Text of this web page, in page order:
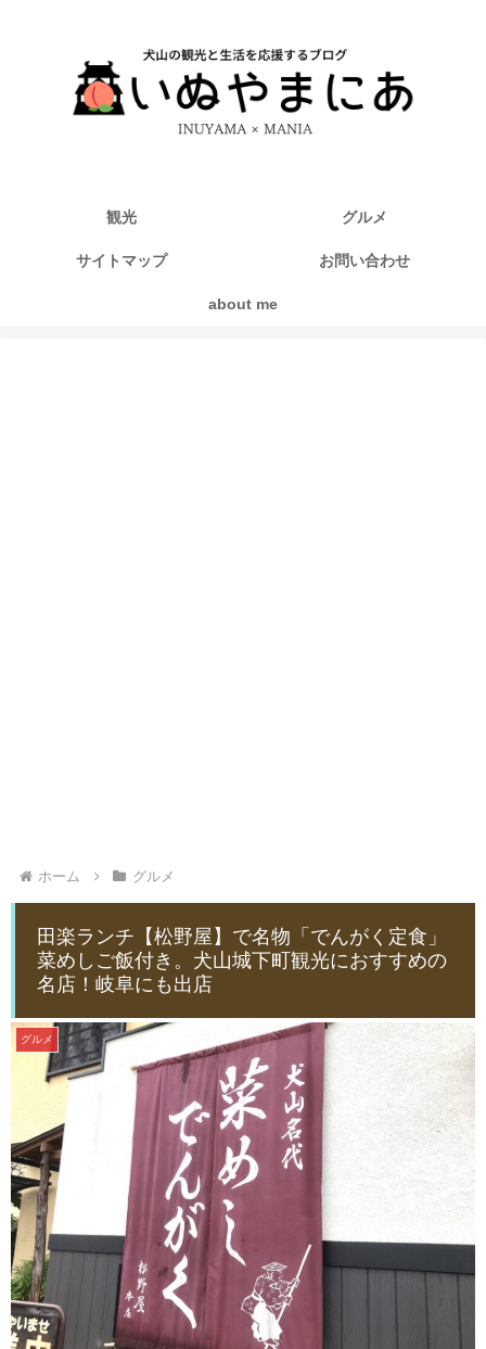
観光 グルメ
サイトマップ お問い合わせ
about me
ホーム グルメ
田楽ランチ【松野屋】で名物「でんがく定食」
菜めしご飯付き。犬山城下町観光におすすめの
名店！岐阜にも出店
グルメ